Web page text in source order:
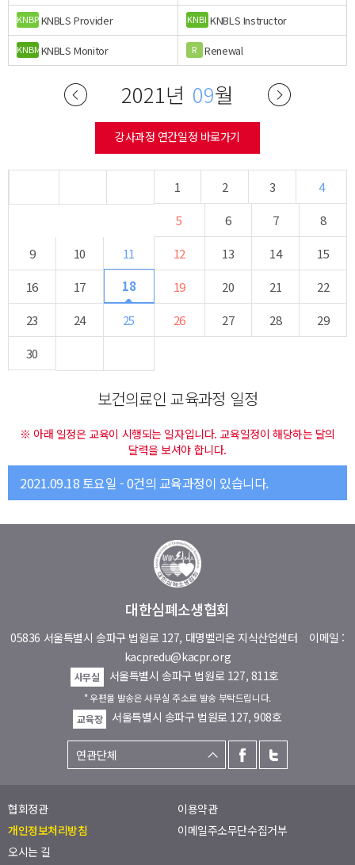
KNBPKNBLS Provider KNBI KNBLS Instructor
KNBMKNBLS Monitor R Renewal
2021년 09월
강사과정 연간일정 바로가기
1 2 3
4
5
6 7
8
9
10 11 12 13 14
15
16
17 18 19 20 21
22
23
24 25 26 27 28
29
30
보건의료인 교육과정 일정
※ 아래 일정은 교육이 시행되는 일자입니다. 교육일정이 해당하는 달의
달력을 보셔야 합니다.
2021.09.18 토요일 - 0건의 교육과정이 있습니다.
대한심폐소생협회
05836 서울특별시 송파구 법원로 127, 대명벨리온 지식산업센터 이메일 :
kacpredu@kacpr.org
사무실 서울특별시 송파구 법원로 127, 811호
* 우편물 발송은 사무실 주소로 발송 부탁드립니다.
교육장
서울특별시 송파구 법원로 127, 908호
협회정관
이용약관
개인정보처리방침
이메일주소무단수집거부
오시는 길